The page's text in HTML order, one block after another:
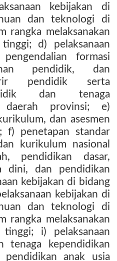
kebijakan di
dan teknologi di
rangka melaksanakan
d) pelaksanaan
formasi
pendidik, dan
pendidik serta
dan tenaga
daerah provinsi; e)
dan asesmen
f) penetapan standar
kurikulum nasional
pendidikan dasar,
dini, dan pendidikan
kebijakan di bidang
kebijakan di
dan teknologi di
rangka melaksanakan
i) pelaksanaan
tenaga kependidikan
pendidikan anak usia